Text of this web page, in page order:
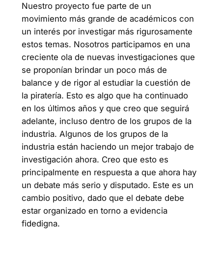
Nuestro proyecto fue parte de un
movimiento más grande de académicos con
un interés por investigar más rigurosamente
estos temas. Nosotros participamos en una
creciente ola de nuevas investigaciones que
se proponían brindar un poco más de
balance y de rigor al estudiar la cuestión de
la piratería. Esto es algo que ha continuado
en los últimos años y que creo que seguirá
adelante, incluso dentro de los grupos de la
industria. Algunos de los grupos de la
industria están haciendo un mejor trabajo de
investigación ahora. Creo que esto es
principalmente en respuesta a que ahora hay
un debate más serio y disputado. Este es un
cambio positivo, dado que el debate debe
estar organizado en torno a evidencia
fidedigna.